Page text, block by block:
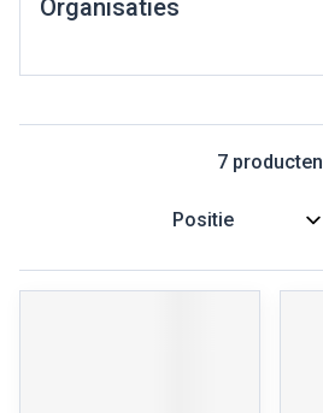
Organisaties
7 producten
Sorteer op: